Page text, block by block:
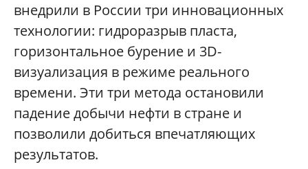
внедрили в России три инновационных
технологии: гидроразрыв пласта,
горизонтальное бурение и 3D-
визуализация в режиме реального
времени. Эти три метода остановили
падение добычи нефти в стране и
позволили добиться впечатляющих
результатов.